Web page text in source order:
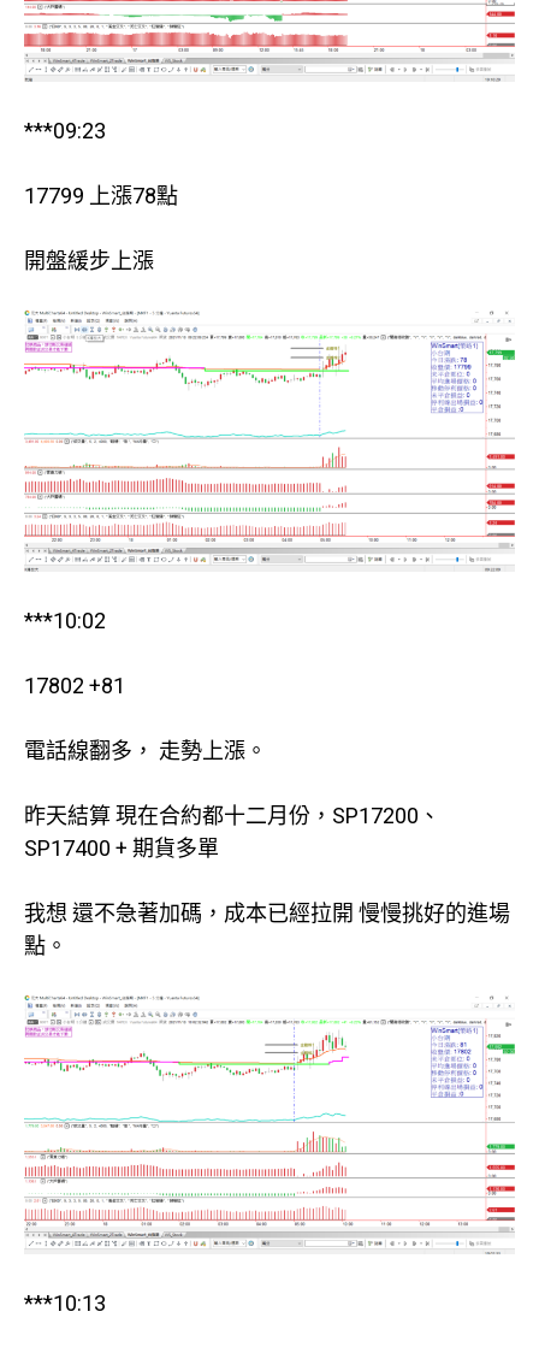
***09:23
17799 上漲78點
開盤緩步上漲
***10:02
17802 +81
電話線翻多， 走勢上漲。
昨天結算 現在合約都十二月份，SP17200、
SP17400 + 期貨多單
我想 還不急著加碼，成本已經拉開 慢慢挑好的進場
點。
***10:13